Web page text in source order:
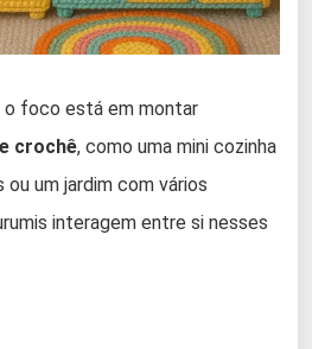
o foco está em montar
crochê, como uma mini cozinha
um jardim com vários
interagem entre si nesses